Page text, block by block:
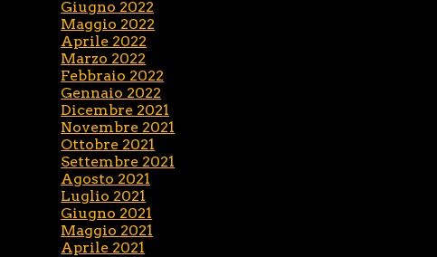
Giugno 2022
Maggio 2022
Aprile 2022
Marzo 2022
Febbraio 2022
Gennaio 2022
Dicembre 2021
Novembre 2021
Ottobre 2021
Settembre 2021
Agosto 2021
Luglio 2021
Giugno 2021
Maggio 2021
Aprile 2021